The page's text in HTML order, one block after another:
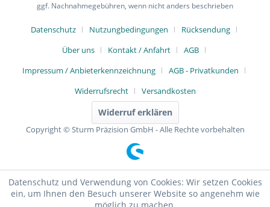
ggf. Nachnahmegebühren, wenn nicht anders beschrieben
Datenschutz Nutzungbedingungen
Rücksendung
Über uns
Kontakt / Anfahrt
AGB
Impressum / Anbieterkennzeichnung
AGB - Privatkunden
Widerrufsrecht
Versandkosten
Widerruf erklären
Copyright © Sturm Präzision GmbH - Alle Rechte vorbehalten
Datenschutz und Verwendung von Cookies: Wir setzen Cookies
ein, um Ihnen den Besuch unserer Website so angenehm wie